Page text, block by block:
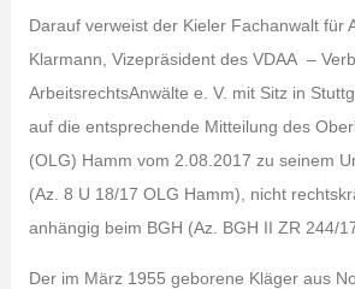
Darauf verweist der Kieler Fachanwalt für
Klarmann, Vizepräsident des VDAA –
ArbeitsrechtsAnwälte e. V. mit Sitz in
auf die entsprechende Mitteilung des
(OLG) Hamm vom 2.08.2017 zu seinem
(Az. 8 U 18/17 OLG Hamm), nicht
anhängig beim BGH (Az. BGH II ZR 244/
Der im März 1955 geborene Kläger aus